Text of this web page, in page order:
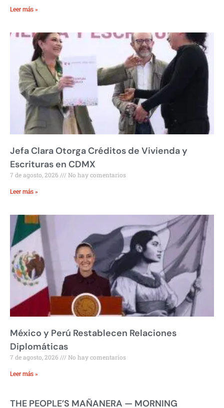
Leer más »
Jefa Clara Otorga Créditos de Vivienda y
Escrituras en CDMX
7 de agosto, 2026 No hay comentarios
Leer más »
México y Perú Restablecen Relaciones
Diplomáticas
7 de agosto, 2026 No hay comentarios
Leer más »
THE PEOPLE’S MAÑANERA — MORNING